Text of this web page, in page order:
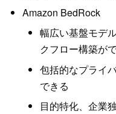
Amazon BedRock
幅広い基盤モデ
クフロー構築が
包括的なプライ
できる
目的特化、企業